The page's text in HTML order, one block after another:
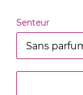
Senteur